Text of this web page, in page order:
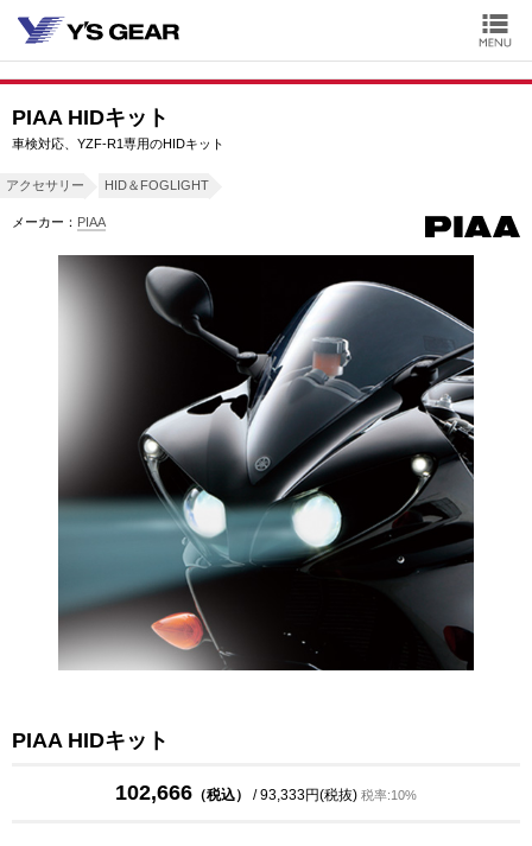
PIAA HIDキット
車検対応、YZF-R1専用のHIDキット
アクセサリー HID＆FOGLIGHT
メーカー： PIAA
PIAA HIDキット
102,666 （税込） / 93,333円(税抜) 税率:10%